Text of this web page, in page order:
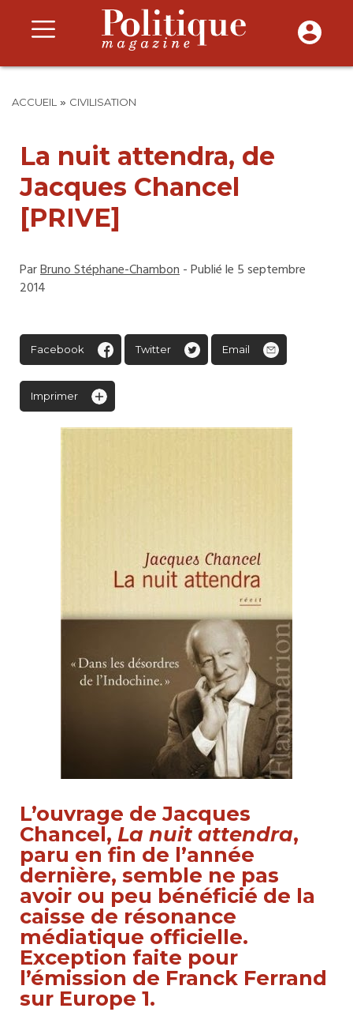
ACCUEIL » CIVILISATION
La nuit attendra, de
Jacques Chancel
[PRIVE]
ParBruno Stéphane-Chambon- Publié le 5 septembre
2014
Facebook Twitter Email
Imprimer
L’ouvrage de Jacques
Chancel, La nuit attendra,
paru en fin de l’année
dernière, semble ne pas
avoir ou peu bénéficié de la
caisse de résonance
médiatique officielle.
Exception faite pour
l’émission de Franck Ferrand
sur Europe 1.